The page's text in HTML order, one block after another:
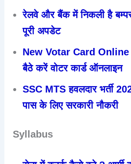
रेलवे और बैंक में निकली है
पूरी अपडेट
New Votar Card
बैठे करें वोटर कार्ड ऑनलाइन
SSC MTS हवलदार भर्ती
पास के लिए सरकारी नौकरी
Syllabus